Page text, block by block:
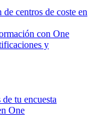
centros de coste en
con One
y
tu encuesta
One